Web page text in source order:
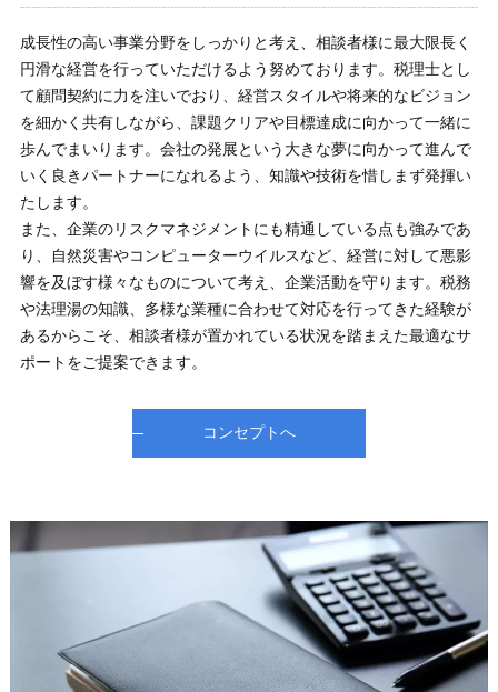
成長性の高い事業分野をしっかりと考え、相談者様に最大限長く
円滑な経営を行っていただけるよう努めております。税理士とし
て顧問契約に力を注いでおり、経営スタイルや将来的なビジョン
を細かく共有しながら、課題クリアや目標達成に向かって一緒に
歩んでまいります。会社の発展という大きな夢に向かって進んで
いく良きパートナーになれるよう、知識や技術を惜しまず発揮い
たします。
また、企業のリスクマネジメントにも精通している点も強みであ
り、自然災害やコンピューターウイルスなど、経営に対して悪影
響を及ぼす様々なものについて考え、企業活動を守ります。税務
や法理湯の知識、多様な業種に合わせて対応を行ってきた経験が
あるからこそ、相談者様が置かれている状況を踏まえた最適なサ
ポートをご提案できます。
コンセプトへ